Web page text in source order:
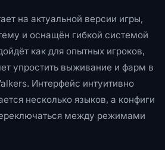
на актуальной версии игры,
и оснащён гибкой системой
как для опытных игроков,
упростить выживание и фарм в
Интерфейс интуитивно
несколько языков, а конфиги
между режимами